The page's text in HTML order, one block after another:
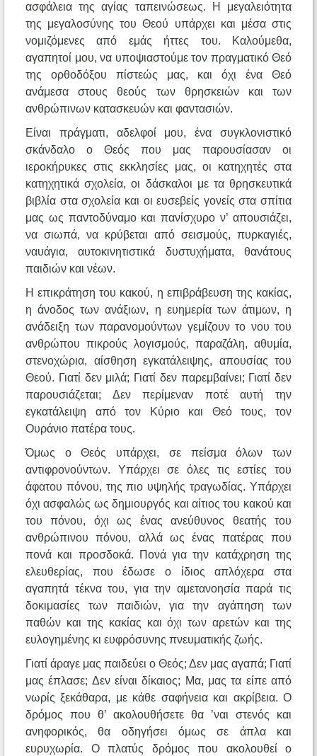
ασφάλεια της αγίας ταπεινώσεως. Η μεγαλειότητα
της μεγαλοσύνης του Θεού υπάρχει και μέσα στις
νομιζόμενες από εμάς ήττες του. Καλούμεθα,
αγαπητοί μου, να υποψιαστούμε τον πραγματικό Θεό
της ορθοδόξου πίστεώς μας, και όχι ένα Θεό
ανάμεσα στους θεούς των θρησκειών και των
ανθρώπινων κατασκευών και φαντασιών.
Είναι πράγματι, αδελφοί μου, ένα συγκλονιστικό
σκάνδαλο ο Θεός που μας παρουσίασαν οι
ιεροκήρυκες στις εκκλησίες μας, οι κατηχητές στα
κατηχητικά σχολεία, οι δάσκαλοι με τα θρησκευτικά
βιβλία στα σχολεία και οι ευσεβείς γονείς στα σπίτια
μας ως παντοδύναμο και πανίσχυρο ν’ απουσιάζει,
να σιωπά, να κρύβεται από σεισμούς, πυρκαγιές,
ναυάγια, αυτοκινητιστικά δυστυχήματα, θανάτους
παιδιών και νέων.
Η επικράτηση του κακού, η επιβράβευση της κακίας,
η άνοδος των ανάξιων, η ευημερία των άτιμων, η
ανάδειξη των παρανομούντων γεμίζουν το νου του
ανθρώπου πικρούς λογισμούς, παραζάλη, αθυμία,
στενοχώρια, αίσθηση εγκατάλειψης, απουσίας του
Θεού. Γιατί δεν μιλά; Γιατί δεν παρεμβαίνει; Γιατί δεν
παρουσιάζεται; Δεν περίμεναν ποτέ αυτή την
εγκατάλειψη από τον Κύριο και Θεό τους, τον
Ουράνιο πατέρα τους.
Όμως ο Θεός υπάρχει, σε πείσμα όλων των
αντιφρονούντων. Υπάρχει σε όλες τις εστίες του
άφατου πόνου, της πιο υψηλής τραγωδίας. Υπάρχει
όχι ασφαλώς ως δημιουργός και αίτιος του κακού και
του πόνου, όχι ως ένας ανεύθυνος θεατής του
ανθρώπινου πόνου, αλλά ως ένας πατέρας που
πονά και προσδοκά. Πονά για την κατάχρηση της
ελευθερίας, που έδωσε ο ίδιος απλόχερα στα
αγαπητά τέκνα του, για την αμετανοησία παρά τις
δοκιμασίες των παιδιών, για την αγάπηση των
παθών και της κακίας και όχι των αρετών και της
ευλογημένης κι ευφρόσυνης πνευματικής ζωής.
Γιατί άραγε μας παιδεύει ο Θεός; Δεν μας αγαπά; Γιατί
μας έπλασε; Δεν είναι δίκαιος; Μα, μας τα είπε από
νωρίς ξεκάθαρα, με κάθε σαφήνεια και ακρίβεια. Ο
δρόμος που θ’ ακολουθήσετε θα ’ναι στενός και
ανηφορικός, θα οδηγήσει όμως σε άπλα και
ευρυχωρία. Ο πλατύς δρόμος που ακολουθεί ο